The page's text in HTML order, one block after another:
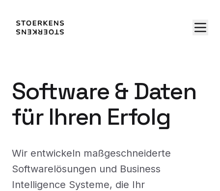
Software & Daten
für Ihren Erfolg
Wir entwickeln maßgeschneiderte
Softwarelösungen und Business
Intelligence Systeme, die Ihr